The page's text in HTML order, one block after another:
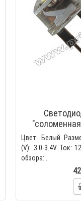
Цвет: Белый
(V): 3.0-3.4V Ток:
обзора: ..